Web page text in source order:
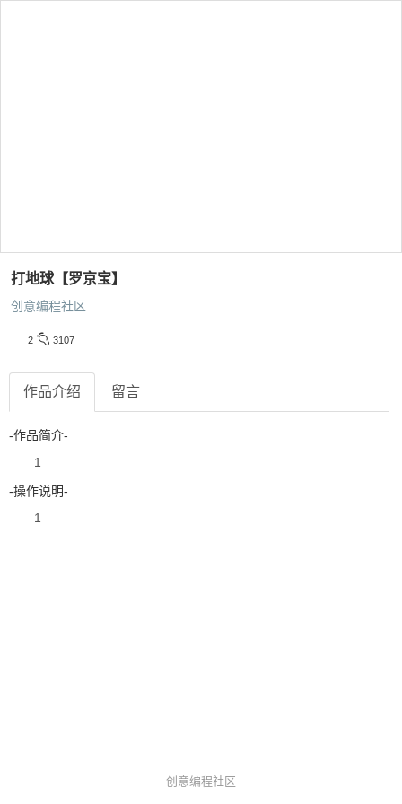
打地球【罗京宝】
创意编程社区
2 3107
作品介绍 留言
-作品简介-
1
-操作说明-
1
创意编程社区